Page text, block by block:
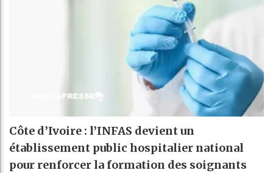
Côte d’Ivoire : l’INFAS devient un
établissement public hospitalier national
pour renforcer la formation des soignants